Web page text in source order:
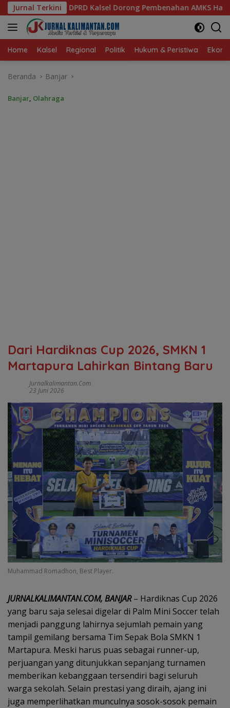
Langsung
ke
konten
Jurnal Terkini
Pembenahan AMKS Hasanuddin Ketua TP PKK
Home Kalsel Regional Politik Hukum & Peristiwa
Beranda Banjar
Banjar, Olahraga
Dari Hardiknas Cup 2026, SMKN 1
Martapura Lahirkan Bintang Baru
Jurnalkalimantan.com
23 Juni 2026
Muhammad Romadhon, Best Player.
JURNALKALIMANTAN.COM, BANJAR– Hardiknas Cup 2026
yang baru saja selesai digelar di Palm Mini Soccer telah
menjadi panggung lahirnya sejumlah pemain yang
tampil gemilang bersama Tim Sepak Bola SMKN 1
Martapura. Meski harus puas sebagai runner-up,
perjuangan yang ditunjukkan sepanjang turnamen
memberikan kebanggaan tersendiri bagi seluruh
warga sekolah. Selain prestasi yang diraih, ajang ini
juga memperlihatkan munculnya sosok-sosok pemain